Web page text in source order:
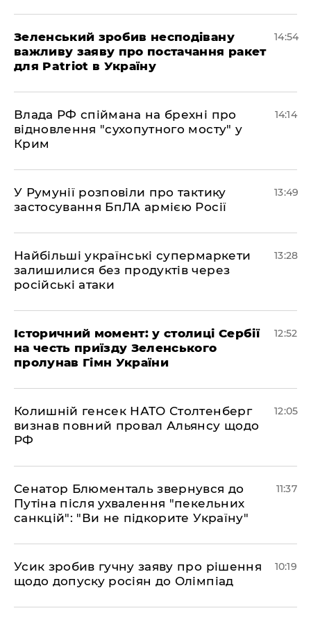
Зеленський зробив несподівану
важливу заяву про постачання ракет
для Patriot в Україну
14:54
Влада РФ спіймана на брехні про
відновлення "сухопутного мосту" у
Крим
14:14
У Румунії розповіли про тактику
застосування БпЛА армією Росії
13:49
Найбільші українські супермаркети
залишилися без продуктів через
російські атаки
13:28
Історичний момент: у столиці Сербії
на честь приїзду Зеленського
пролунав Гімн України
12:52
Колишній генсек НАТО Столтенберг
визнав повний провал Альянсу щодо
РФ
12:05
Сенатор Блюменталь звернувся до
Путіна після ухвалення "пекельних
санкцій": "Ви не підкорите Україну"
11:37
Усик зробив гучну заяву про рішення
щодо допуску росіян до Олімпіад
10:19